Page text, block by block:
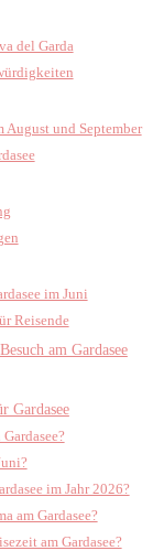
del Garda
August und September
im Juni
Reisende
am Gardasee
Gardasee
im Jahr 2026?
am Gardasee?
am Gardasee?